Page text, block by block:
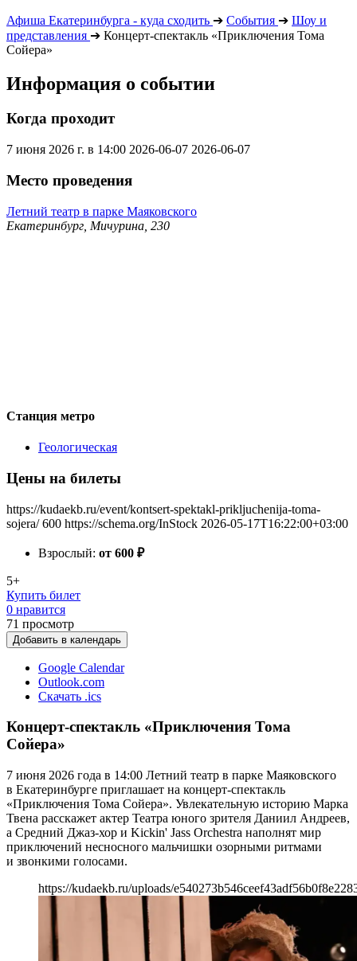
Афиша Екатеринбурга - куда сходить ➔ События ➔ Шоу и
представления ➔ Концерт-спектакль «Приключения Тома
Сойера»
Информация о событии
Когда проходит
7 июня 2026 г. в 14:00 2026-06-07 2026-06-07
Место проведения
Летний театр в парке Маяковского
Екатеринбург, Мичурина, 230
Станция метро
Геологическая
Цены на билеты
https://kudaekb.ru/event/kontsert-spektakl-prikljuchenija-toma-
sojera/ 600 https://schema.org/InStock 2026-05-17T16:22:00+03:00
Взрослый: от 600 ₽
5+
Купить билет
0 нравится
71 просмотр
Добавить в календарь
Google Calendar
Outlook.com
Скачать .ics
Концерт-спектакль «Приключения Тома
Сойера»
7 июня 2026 года в 14:00 Летний театр в парке Маяковского
в Екатеринбурге приглашает на концерт-спектакль
«Приключения Тома Сойера». Увлекательную историю Марка
Твена расскажет актер Театра юного зрителя Даниил Андреев,
а Средний Джаз-хор и Kickin' Jass Orchestra наполнят мир
приключений несносного мальчишки озорными ритмами
и звонкими голосами.
https://kudaekb.ru/uploads/